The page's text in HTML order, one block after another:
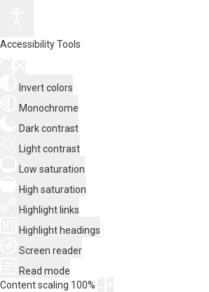
Accessibility Tools
Invert colors
Monochrome
Dark contrast
Light contrast
Low saturation
High saturation
Highlight links
Highlight headings
Screen reader
Read mode
Content scaling 100%